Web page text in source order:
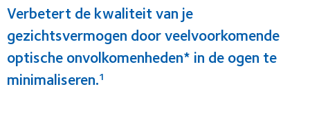
Verbetert de kwaliteit van je
gezichtsvermogen door veelvoorkomende
optische onvolkomenheden* in de ogen te
minimaliseren.1